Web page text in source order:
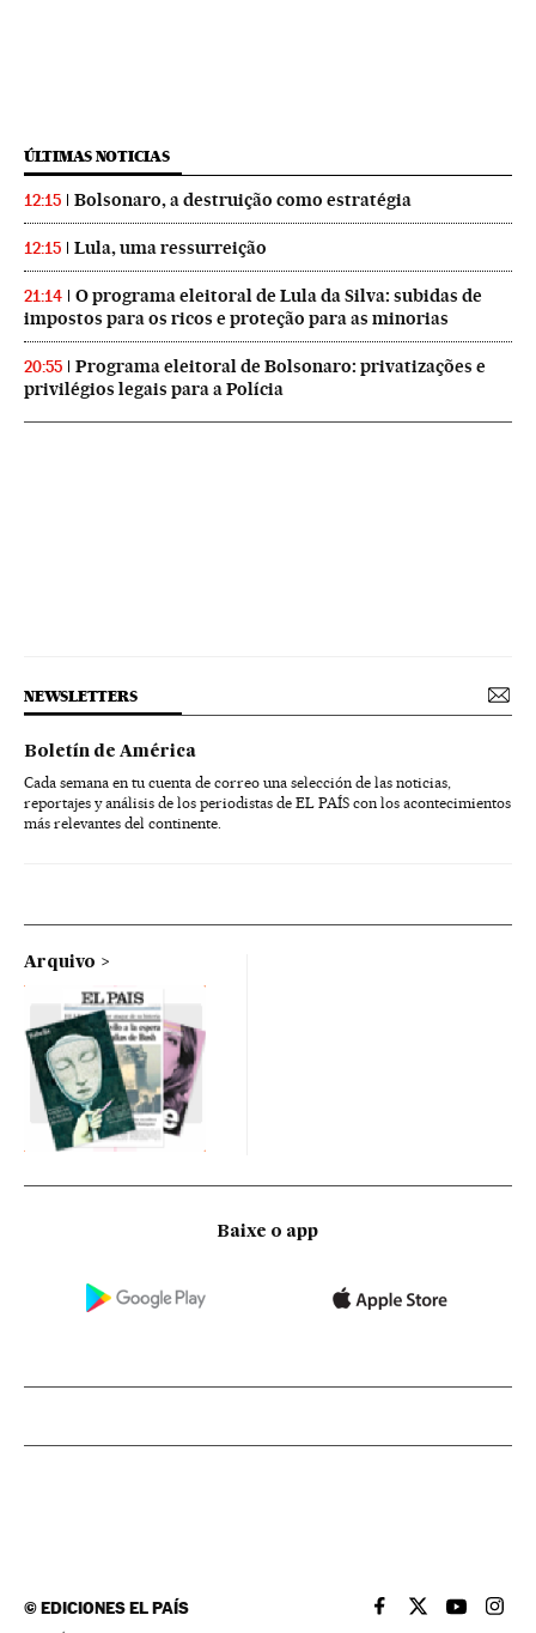
ÚLTIMAS NOTICIAS
12:15 Bolsonaro, a destruição como estratégia
12:15 Lula, uma ressurreição
21:14
O programa eleitoral de Lula da Silva: subidas de
impostos para os ricos e proteção para as minorias
20:55
Programa eleitoral de Bolsonaro: privatizações e
privilégios legais para a Polícia
NEWSLETTERS
Boletín de América
Cada semana en tu cuenta de correo una selección de las noticias,
reportajes y análisis de los periodistas de EL PAÍS con los acontecimientos
más relevantes del continente.
Arquivo
Baixe o app
©EDICIONES EL PAÍS EL PAÍS BRASIL EN
EL PAÍSEL PAÍS
EL